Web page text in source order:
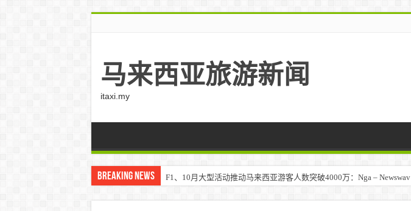
马来西亚旅游新闻
itaxi.my
Breaking News F1、10月大型活动推动马来西亚游客人数突破4000万：Nga – Newswav